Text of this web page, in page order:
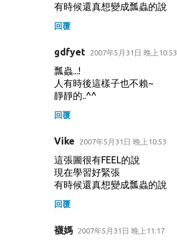
有時候還真想變成瓢蟲的說
回覆
gdfyet 2007年5月31日 晚上10:53
瓢蟲...!
人有時後這樣子也不賴~
靜靜的..^^
回覆
Vike 2007年5月31日 晚上10:53
這張圖很有FEEL的說
現在學習好緊張
有時候還真想變成瓢蟲的說
回覆
襪媽 2007年5月31日 晚上11:17